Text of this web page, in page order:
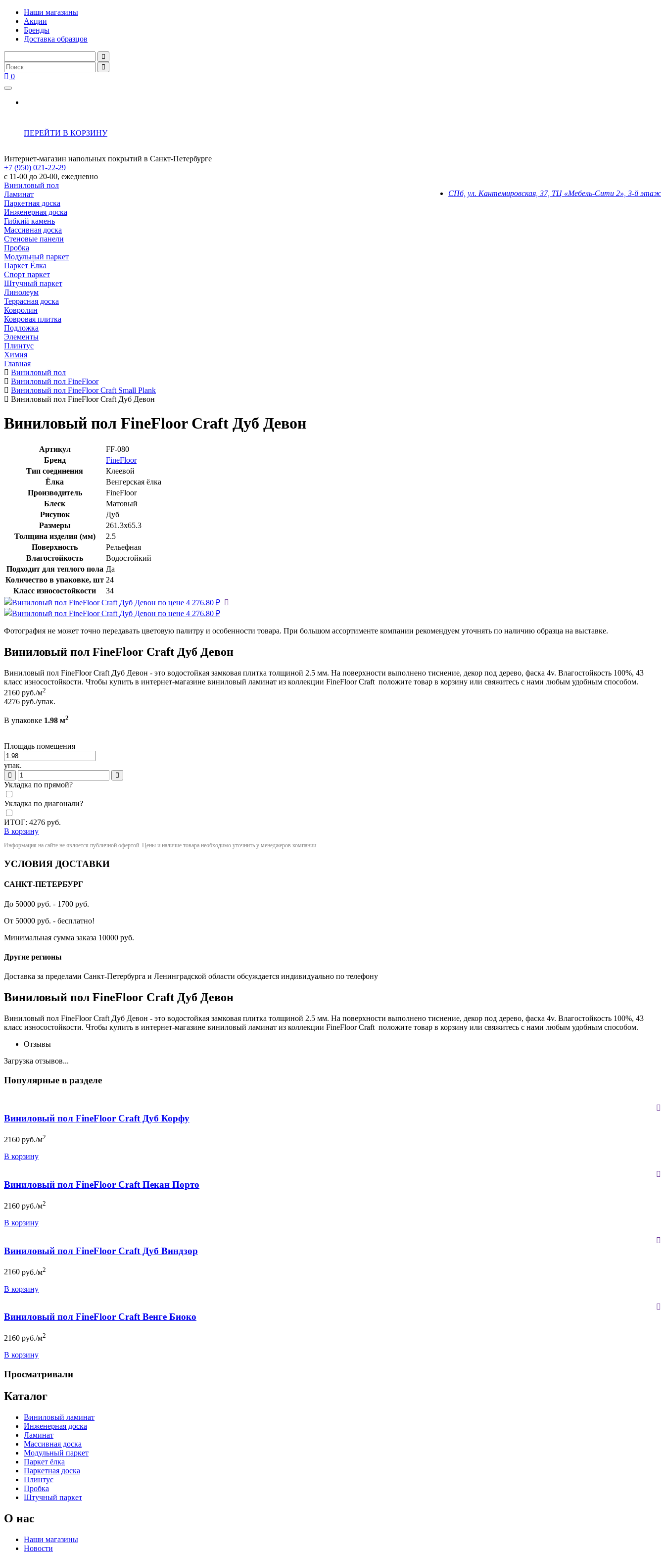
Наши магазины
Акции
Бренды
Доставка образцов
0
ПЕРЕЙТИ В КОРЗИНУ
Интернет-магазин напольных покрытий в Санкт-Петербурге
+7 (950) 021-22-29
с 11-00 до 20-00, ежедневно
СПб, ул. Кантемировская, 37, ТЦ «Мебель-Сити 2», 3-й этаж
Виниловый пол
Ламинат
Паркетная доска
Инженерная доска
Гибкий камень
Массивная доска
Стеновые панели
Пробка
Модульный паркет
Паркет Ёлка
Спорт паркет
Штучный паркет
Линолеум
Террасная доска
Ковролин
Ковровая плитка
Подложка
Элементы
Плинтус
Химия
Главная
Виниловый пол
Виниловый пол FineFloor
Виниловый пол FineFloor Craft Small Plank
Виниловый пол FineFloor Craft Дуб Девон
Виниловый пол FineFloor Craft Дуб Девон
Артикул
FF-080
Бренд
FineFloor
Тип соединения
Клеевой
Ёлка
Венгерская ёлка
Производитель
FineFloor
Блеск
Матовый
Рисунок
Дуб
Размеры
261.3x65.3
Толщина изделия (мм)
2.5
Поверхность
Рельефная
Влагостойкость
Водостойкий
Подходит для теплого пола Да
Количество в упаковке, шт 24
Класс износостойкости
34
Фотография не может точно передавать цветовую палитру и особенности товара. При большом ассортименте компании рекомендуем уточнять по наличию образца на выставке.
Виниловый пол FineFloor Craft Дуб Девон
Виниловый пол FineFloor Craft Дуб Девон - это водостойкая замковая плитка толщиной 2.5 мм. На поверхности выполнено тиснение, декор под дерево, фаска 4v. Влагостойкость 100%, 43
класс износостойкости. Чтобы купить в интернет-магазине виниловый ламинат из коллекции FineFloor Craft положите товар в корзину или свяжитесь с нами любым удобным способом.
2160 руб./м2
4276 руб./упак.
В упаковке 1.98 м2
Площадь помещения
упак.
Укладка по прямой?
Укладка по диагонали?
ИТОГ: 4276 руб.
В корзину
Информация на сайте не является публичной офертой. Цены и наличие товара необходимо уточнить у менеджеров компании
УСЛОВИЯ ДОСТАВКИ
САНКТ-ПЕТЕРБУРГ
До 50000 руб. - 1700 руб.
От 50000 руб. - бесплатно!
Минимальная сумма заказа 10000 руб.
Другие регионы
Доставка за пределами Санкт-Петербурга и Ленинградской области обсуждается индивидуально по телефону
Виниловый пол FineFloor Craft Дуб Девон
Виниловый пол FineFloor Craft Дуб Девон - это водостойкая замковая плитка толщиной 2.5 мм. На поверхности выполнено тиснение, декор под дерево, фаска 4v. Влагостойкость 100%, 43
класс износостойкости. Чтобы купить в интернет-магазине виниловый ламинат из коллекции FineFloor Craft положите товар в корзину или свяжитесь с нами любым удобным способом.
Отзывы
Загрузка отзывов...
Популярные в разделе
Виниловый пол FineFloor Craft Дуб Корфу
2160 руб./м2
В корзину
Виниловый пол FineFloor Craft Пекан Порто
2160 руб./м2
В корзину
Виниловый пол FineFloor Craft Дуб Виндзор
2160 руб./м2
В корзину
Виниловый пол FineFloor Craft Венге Биоко
2160 руб./м2
В корзину
Просматривали
Каталог
Виниловый ламинат
Инженерная доска
Ламинат
Массивная доска
Модульный паркет
Паркет ёлка
Паркетная доска
Плинтус
Пробка
Штучный паркет
О нас
Наши магазины
Новости